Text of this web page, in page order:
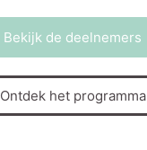
Bekijk de deelnemers
Ontdek het programma